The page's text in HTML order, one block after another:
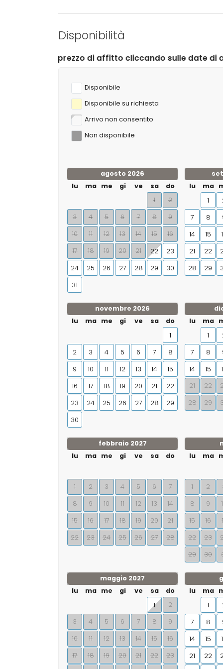
Disponibilità
affitto cliccando sulle date di arrivo e di partenza
Disponibile
Disponibile su richiesta
Arrivo non consentito
Non disponibile
agosto 2026
lu
ma me gi ve sa
do
1
2
3
4 5 6 7 8
9
10
11 12 13 14 15
16
17
18 19 20 21 22
23
24
25 26 27 28 29
30
31
lu
ma
1
7
8
14
15
21
22
28
29
novembre 2026
lu
ma me gi ve sa
do
1
2
3 4 5 6 7
8
9
10 11 12 13 14
15
16
17 18 19 20 21
22
23
24 25 26 27 28
29
30
lu
ma
1
7
8
14
15
21
22
28
29
febbraio 2027
lu
ma me gi ve sa do
1 2 3 4 5 6
7
8
9 10 11 12 13
14
15
16 17 18 19 20
21
22
23 24 25 26 27 28
lu
ma
1 2
8
9
15
16
22
23
29
30
maggio 2027
lu
ma me gi ve sa
do
1
2
3
4 5 6 7 8
9
10
11 12 13 14 15
16
17
18 19 20 21 22
23
lu
ma
1
7
8
14
15
21
22